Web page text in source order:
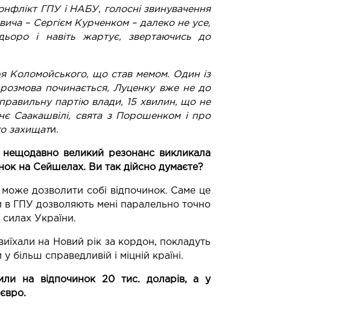
ГПУ і НАБУ, голосні звинувачення
– Сергієм Курченком – далеко не усе,
і навіть жартує, звертаючись до
Коломойського, що став мемом. Один із
розмова починається, Луценку вже не до
партію влади, 15 хвилин, що не
Саакашвілі, свята з Порошенком і про
захищати.
великий резонанс викликала
на Сейшелах. Ви так дійсно думаєте?
дозволити собі відпочинок. Саме це
в ГПУ дозволяють мені паралельно точно
силах України.
на Новий рік за кордон, покладуть
справедливій і міцній країні.
на відпочинок 20 тис. доларів, а у